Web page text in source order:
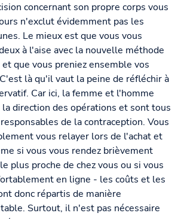
concernant son propre corps vous
n'exclut évidemment pas les
Le mieux est que vous vous
à l'aise avec la nouvelle méthode
que vous preniez ensemble vos
là qu'il vaut la peine de réfléchir à
Car ici, la femme et l'homme
direction des opérations et sont tous
de la contraception. Vous
vous relayer lors de l'achat et
si vous vous rendez brièvement
plus proche de chez vous ou si vous
en ligne - les coûts et les
donc répartis de manière
Surtout, il n'est pas nécessaire